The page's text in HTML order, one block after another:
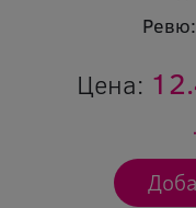
Ревю:
Цена: